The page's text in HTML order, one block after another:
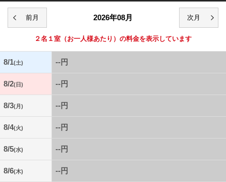
2026年08月
２名１室 （お一人様あたり）の料金を表示しています
8/1(土) --円
8/2(日) --円
8/3(月) --円
8/4(火) --円
8/5(水) --円
8/6(木) --円